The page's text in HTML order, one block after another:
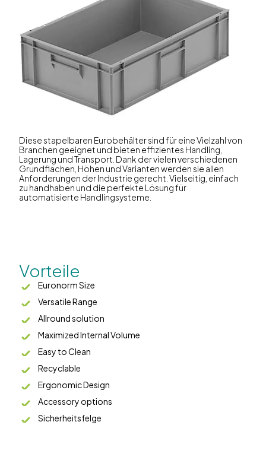
Diese stapelbaren Eurobehälter sind für eine Vielzahl von
Branchen geeignet und bieten effizientes Handling,
Lagerung und Transport. Dank der vielen verschiedenen
Grundflächen, Höhen und Varianten werden sie allen
Anforderungen der Industrie gerecht. Vielseitig, einfach
zu handhaben und die perfekte Lösung für
automatisierte Handlingsysteme.
Vorteile
Euronorm Size
Versatile Range
Allround solution
Maximized Internal Volume
Easy to Clean
Recyclable
Ergonomic Design
Accessory options
Sicherheitsfelge